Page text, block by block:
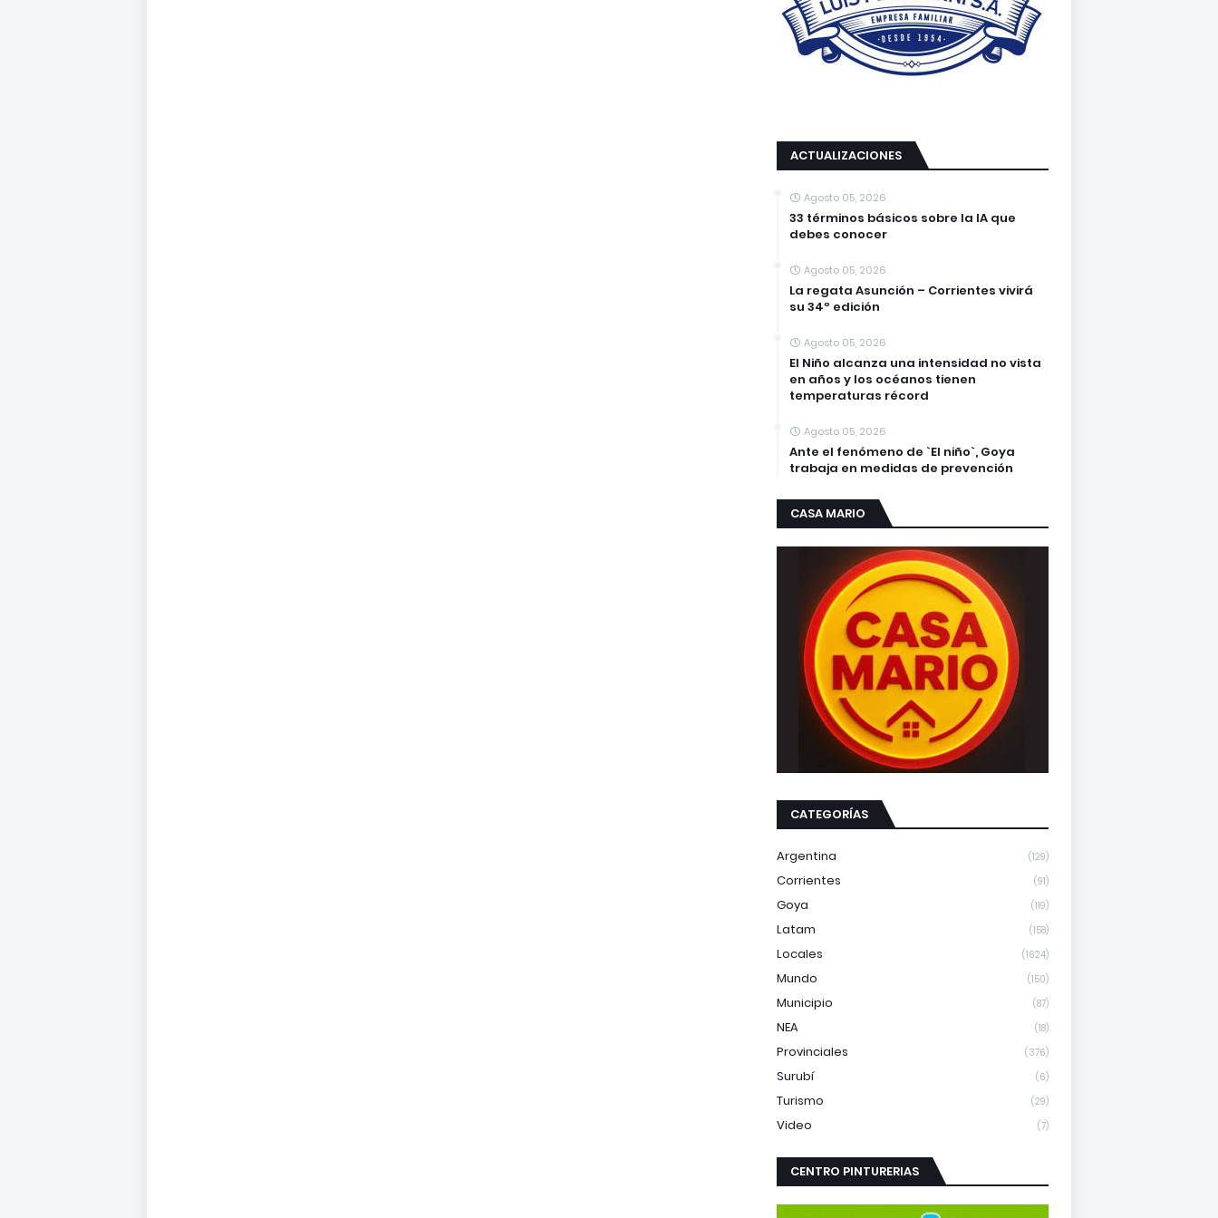
ACTUALIZACIONES
Agosto 05, 2026
33 términos básicos sobre la IA que
debes conocer
Agosto 05, 2026
La regata Asunción – Corrientes vivirá
su 34º edición
Agosto 05, 2026
El Niño alcanza una intensidad no vista
en años y los océanos tienen
temperaturas récord
Agosto 05, 2026
Ante el fenómeno de `El niño`, Goya
trabaja en medidas de prevención
CASA MARIO
CATEGORÍAS
Argentina (129)
Corrientes (91)
Goya (119)
Latam (158)
Locales (1624)
Mundo (150)
Municipio (87)
NEA (18)
Provinciales (376)
Surubí (6)
Turismo (29)
Video (7)
CENTRO PINTURERIAS